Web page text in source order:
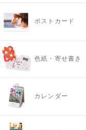
ポストカード
色紙・寄せ書き
カレンダー